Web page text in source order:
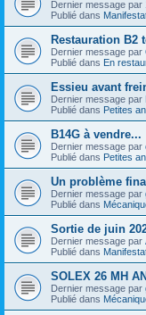
Dernier message par
Publié dans
Restauration B2
Dernier message par
Publié dans En
Essieu avant
Dernier message par
Publié dans Petites
B14G à vendre...
Dernier message par
Publié dans Petites
Un problème
Dernier message par
Publié dans
Sortie de juin
Dernier message par
Publié dans
SOLEX 26 MH
Dernier message par
Publié dans